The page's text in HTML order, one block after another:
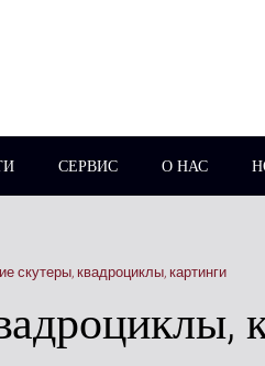
СЕРВИС О НАС
скутеры, квадроциклы, картинги